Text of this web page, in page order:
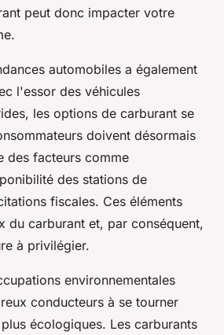
peut donc impacter votre
automobiles a également
l'essor des véhicules
les options de carburant se
doivent désormais
des facteurs comme
des stations de
fiscales. Ces éléments
du carburant et, par conséquent,
à privilégier.
environnementales
conducteurs à se tourner
écologiques. Les carburants